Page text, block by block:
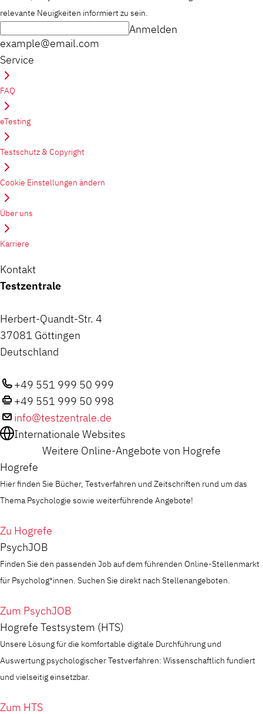
relevante Neuigkeiten informiert zu sein.
example@email.com
Anmelden
Service
FAQ
eTesting
Testschutz & Copyright
Cookie Einstellungen ändern
Über uns
Karriere
Kontakt
Testzentrale
Herbert-Quandt-Str. 4
37081 Göttingen
Deutschland
+49 551 999 50 999
+49 551 999 50 998
info@testzentrale.de
Internationale Websites
Weitere Online-Angebote von Hogrefe
Hogrefe
Hier finden Sie Bücher, Testverfahren und Zeitschriften rund um das
Thema Psychologie sowie weiterführende Angebote!
Zu Hogrefe
PsychJOB
Finden Sie den passenden Job auf dem führenden Online-Stellenmarkt
für Psycholog*innen. Suchen Sie direkt nach Stellenangeboten.
Zum PsychJOB
Hogrefe Testsystem (HTS)
Unsere Lösung für die komfortable digitale Durchführung und
Auswertung psychologischer Testverfahren: Wissenschaftlich fundiert
und vielseitig einsetzbar.
Zum HTS